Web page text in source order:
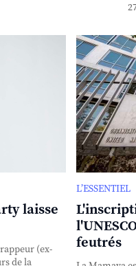
laisse
(ex-
de la
L’ESSENTIEL
feutrés